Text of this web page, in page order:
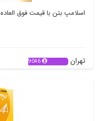
اسلامپ بتن با قیمت فوق العاده
تهران 9046